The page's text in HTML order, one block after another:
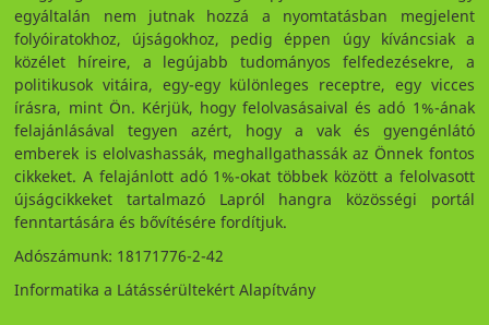
egyáltalán nem jutnak hozzá a nyomtatásban megjelent
folyóiratokhoz, újságokhoz, pedig éppen úgy kíváncsiak a
közélet híreire, a legújabb tudományos felfedezésekre, a
politikusok vitáira, egy-egy különleges receptre, egy vicces
írásra, mint Ön. Kérjük, hogy felolvasásaival és adó 1%-ának
felajánlásával tegyen azért, hogy a vak és gyengénlátó
emberek is elolvashassák, meghallgathassák az Önnek fontos
cikkeket. A felajánlott adó 1%-okat többek között a felolvasott
újságcikkeket tartalmazó Lapról hangra közösségi portál
fenntartására és bővítésére fordítjuk.
Adószámunk: 18171776-2-42
Informatika a Látássérültekért Alapítvány